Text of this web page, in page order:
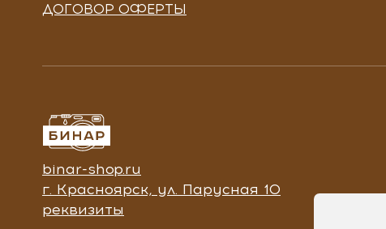
ДОГОВОР ОФЕРТЫ
binar-shop.ru
г. Красноярск, ул. Парусная 10
реквизиты